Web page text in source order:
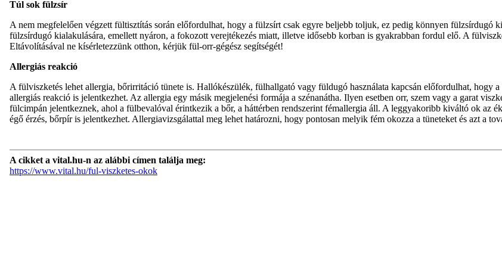
Túl sok fülzsír
A nem megfelelően végzett fültisztítás során előfordulhat, hogy a fülzsírt csak egyre beljebb toljuk, ez pedig könnyen fülzsírdugó
fülzsírdugó kialakulására, emellett nyáron, a fokozott verejtékezés miatt, illetve idősebb korban is gyakrabban fordul elő. A
Eltávolításával ne kísérletezzünk otthon, kérjük fül-orr-gégész segítségét!
Allergiás reakció
A fülviszketés lehet allergia, bőrirritáció tünete is. Hallókészülék, fülhallgató vagy füldugó használata kapcsán előfordulhat, hogy
allergiás reakció is jelentkezhet. Az allergia egy másik megjelenési formája a szénanátha. Ilyen esetben orr, szem vagy a garat
fülcimpán jelentkeznek, ahol a fülbevalóval érintkezik a bőr, a háttérben rendszerint fémallergia áll. A leggyakoribb kiváltó ok az
égő érzés, bőrpír is jelentkezhet. Allergiavizsgálattal meg lehet határozni, hogy pontosan melyik fém okozza a tüneteket és azt a
A cikket a vital.hu-n az alábbi címen találja meg:
https://www.vital.hu/ful-viszketes-okok